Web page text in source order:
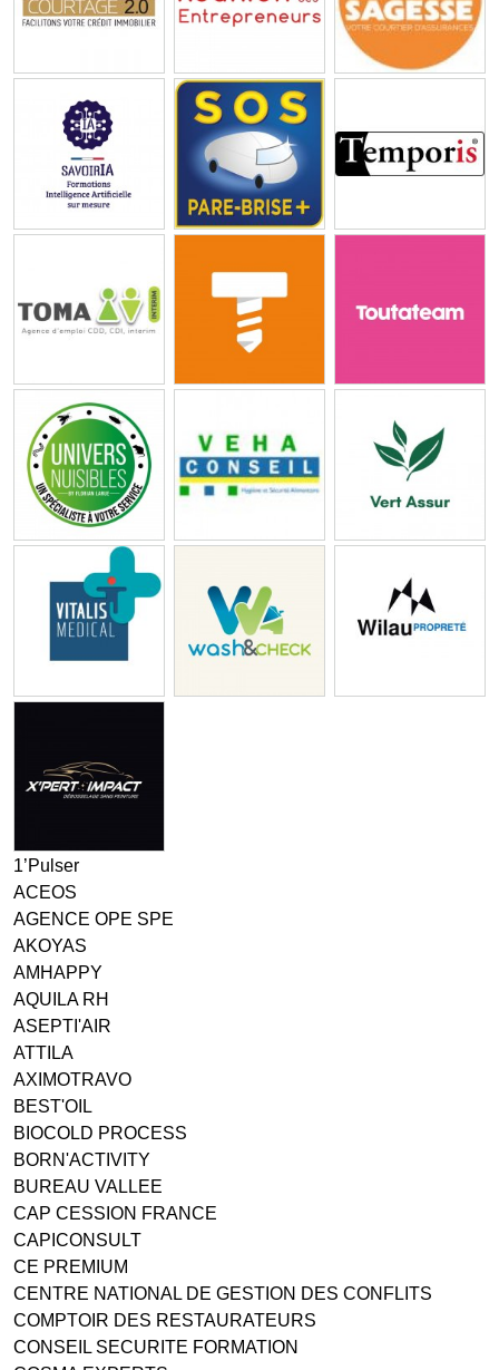
1’Pulser
ACEOS
AGENCE OPE SPE
AKOYAS
AMHAPPY
AQUILA RH
ASEPTI'AIR
ATTILA
AXIMOTRAVO
BEST'OIL
BIOCOLD PROCESS
BORN'ACTIVITY
BUREAU VALLEE
CAP CESSION FRANCE
CAPICONSULT
CE PREMIUM
CENTRE NATIONAL DE GESTION DES CONFLITS
COMPTOIR DES RESTAURATEURS
CONSEIL SECURITE FORMATION